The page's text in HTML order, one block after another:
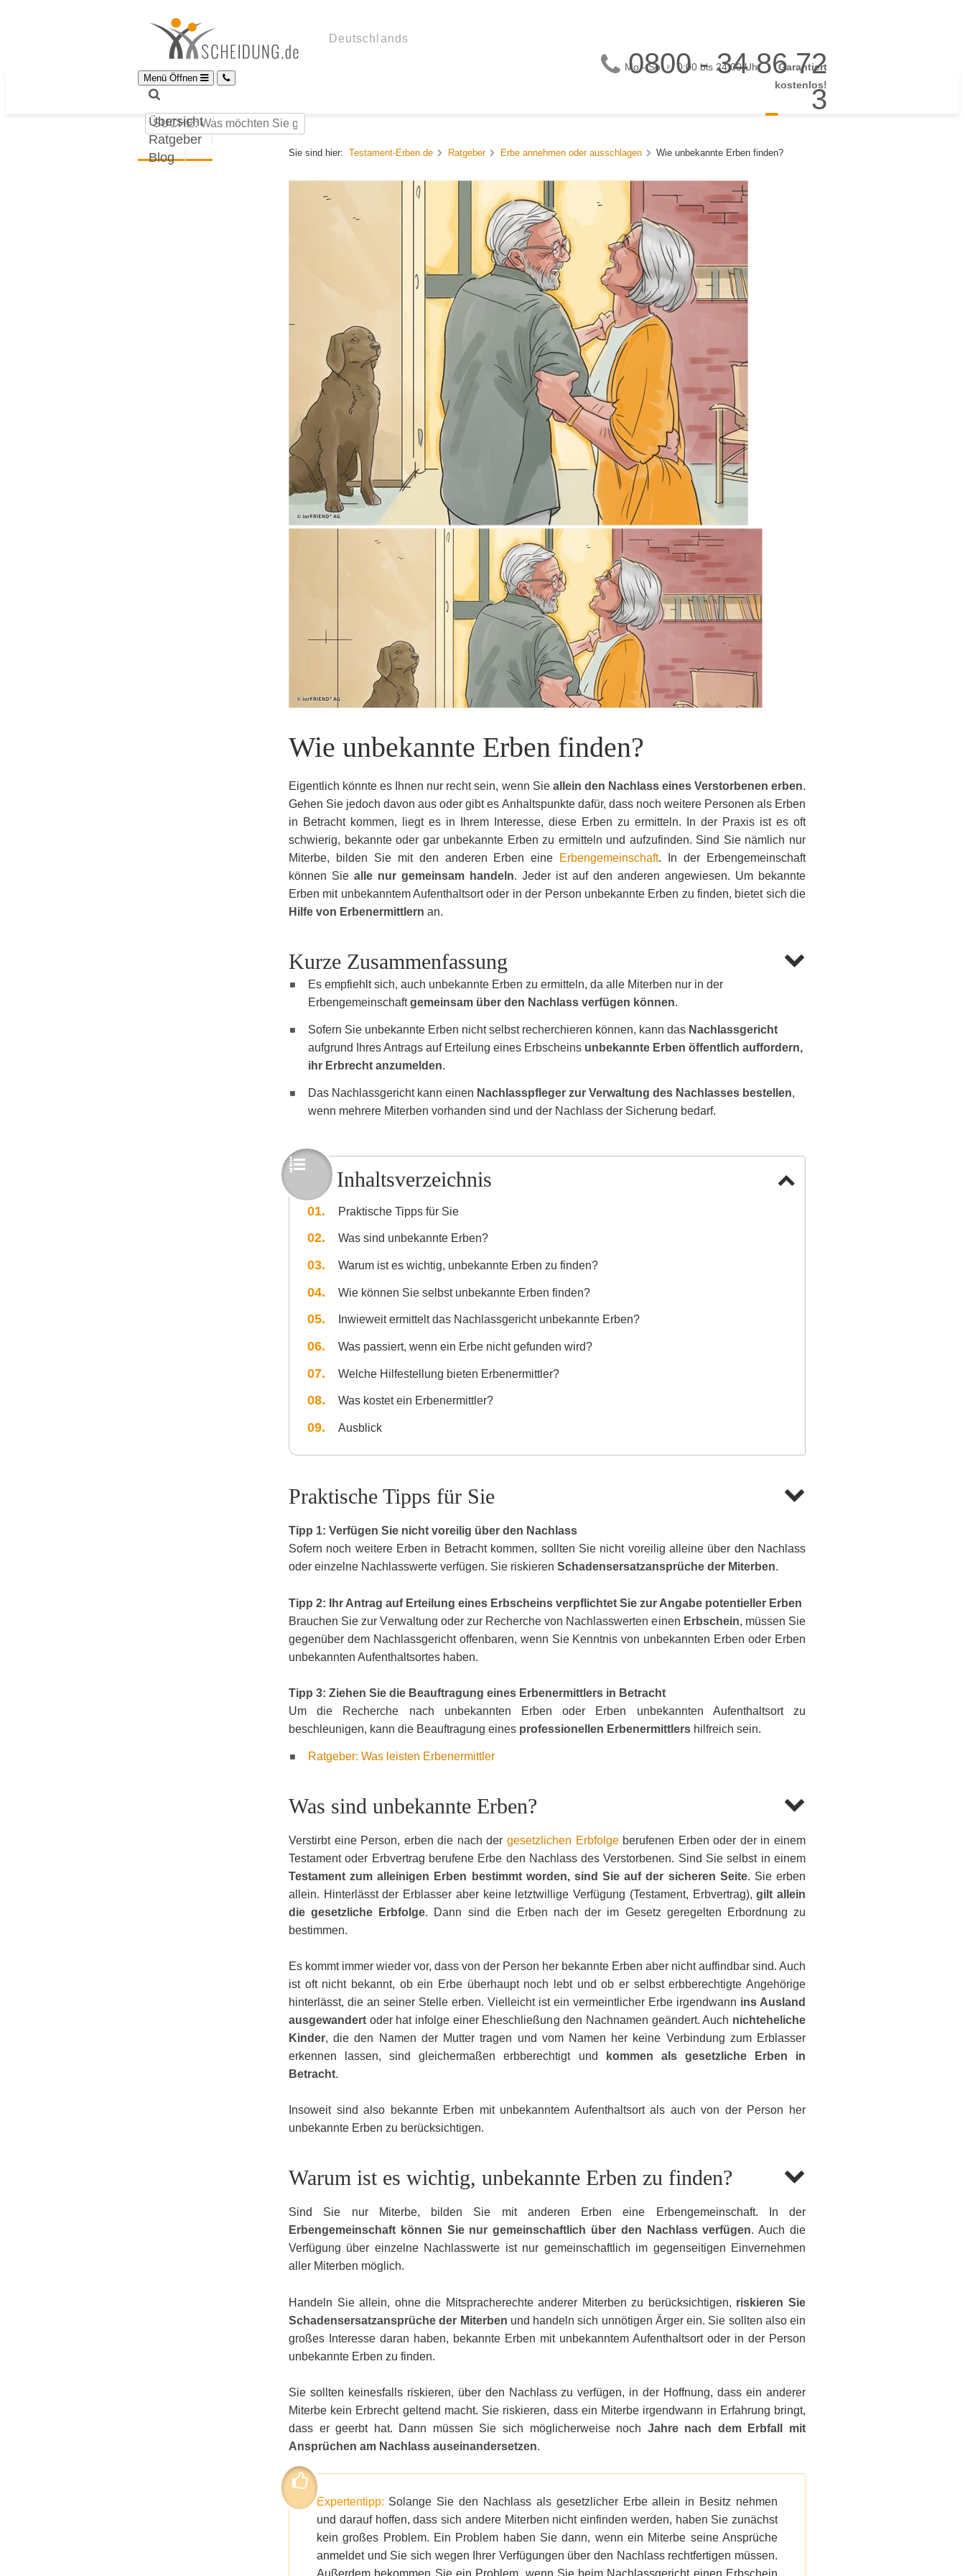
0800 - 34 86 72
3
Mo - So 0:00 bis 24:00 UhrGarantiert
kostenlos!
Menü Öffnen
Übersicht
Ratgeber
Blog
Sie sind hier: Testament-Erben.de Ratgeber Erbe annehmen oder ausschlagen Wie unbekannte Erben finden?
Wie unbekannte Erben finden?
Eigentlich könnte es Ihnen nur recht sein, wenn Sie allein den Nachlass eines Verstorbenen erben.
Gehen Sie jedoch davon aus oder gibt es Anhaltspunkte dafür, dass noch weitere Personen als Erben
in Betracht kommen, liegt es in Ihrem Interesse, diese Erben zu ermitteln. In der Praxis ist es oft
schwierig, bekannte oder gar unbekannte Erben zu ermitteln und aufzufinden. Sind Sie nämlich nur
Miterbe, bilden Sie mit den anderen Erben eine
Erbengemeinschaft. In der Erbengemeinschaft
können Sie alle nur gemeinsam handeln. Jeder ist auf den anderen angewiesen. Um bekannte
Erben mit unbekanntem Aufenthaltsort oder in der Person unbekannte Erben zu finden, bietet sich die
Hilfe von Erbenermittlern an.
Kurze Zusammenfassung
Es empfiehlt sich, auch unbekannte Erben zu ermitteln, da alle Miterben nur in der
Erbengemeinschaftgemeinsam über den Nachlass verfügen können.
Sofern Sie unbekannte Erben nicht selbst recherchieren können, kann das Nachlassgericht
aufgrund Ihres Antrags auf Erteilung eines Erbscheins unbekannte Erben öffentlich auffordern,
ihr Erbrecht anzumelden.
Das Nachlassgericht kann einen Nachlasspfleger zur Verwaltung des Nachlasses bestellen,
wenn mehrere Miterben vorhanden sind und der Nachlass der Sicherung bedarf.
Inhaltsverzeichnis
Praktische Tipps für Sie
Was sind unbekannte Erben?
Warum ist es wichtig, unbekannte Erben zu finden?
Wie können Sie selbst unbekannte Erben finden?
Inwieweit ermittelt das Nachlassgericht unbekannte Erben?
Was passiert, wenn ein Erbe nicht gefunden wird?
Welche Hilfestellung bieten Erbenermittler?
Was kostet ein Erbenermittler?
Ausblick
Praktische Tipps für Sie
Tipp 1: Verfügen Sie nicht voreilig über den Nachlass
Sofern noch weitere Erben in Betracht kommen, sollten Sie nicht voreilig alleine über den Nachlass
oder einzelne Nachlasswerte verfügen. Sie riskieren Schadensersatzansprüche der Miterben.
Tipp 2: Ihr Antrag auf Erteilung eines Erbscheins verpflichtet Sie zur Angabe potentieller Erben
Brauchen Sie zur Verwaltung oder zur Recherche von Nachlasswerten einen Erbschein, müssen Sie
gegenüber dem Nachlassgericht offenbaren, wenn Sie Kenntnis von unbekannten Erben oder Erben
unbekannten Aufenthaltsortes haben.
Tipp 3: Ziehen Sie die Beauftragung eines Erbenermittlers in Betracht
Um die Recherche nach unbekannten Erben oder Erben unbekannten Aufenthaltsort zu
beschleunigen, kann die Beauftragung eines professionellen Erbenermittlers hilfreich sein.
Ratgeber: Was leisten Erbenermittler
Was sind unbekannte Erben?
Verstirbt eine Person, erben die nach der gesetzlichen Erbfolgeberufenen Erben oder der in einem
Testament oder Erbvertrag berufene Erbe den Nachlass des Verstorbenen. Sind Sie selbst in einem
Testament zum alleinigen Erben bestimmt worden, sind Sie auf der sicheren Seite. Sie erben
allein. Hinterlässt der Erblasser aber keine letztwillige Verfügung (Testament, Erbvertrag),gilt allein
die gesetzliche Erbfolge. Dann sind die Erben nach der im Gesetz geregelten Erbordnung zu
bestimmen.
Es kommt immer wieder vor, dass von der Person her bekannte Erben aber nicht auffindbar sind. Auch
ist oft nicht bekannt, ob ein Erbe überhaupt noch lebt und ob er selbst erbberechtigte Angehörige
hinterlässt, die an seiner Stelle erben. Vielleicht ist ein vermeintlicher Erbe irgendwann ins Ausland
ausgewandert oder hat infolge einer Eheschließung den Nachnamen geändert. Auch nichteheliche
Kinder, die den Namen der Mutter tragen und vom Namen her keine Verbindung zum Erblasser
erkennen lassen, sind gleichermaßen erbberechtigt und
kommen als gesetzliche Erben in
Betracht.
Insoweit sind also bekannte Erben mit unbekanntem Aufenthaltsort als auch von der Person her
unbekannte Erben zu berücksichtigen.
Warum ist es wichtig, unbekannte Erben zu finden?
Sind Sie nur Miterbe, bilden Sie mit anderen Erben eine Erbengemeinschaft. In der
Erbengemeinschaft können Sie nur gemeinschaftlich über den Nachlass verfügen. Auch die
Verfügung über einzelne Nachlasswerte ist nur gemeinschaftlich im gegenseitigen Einvernehmen
aller Miterben möglich.
Handeln Sie allein, ohne die Mitspracherechte anderer Miterben zu berücksichtigen, riskieren Sie
Schadensersatzansprüche der Miterben und handeln sich unnötigen Ärger ein. Sie sollten also ein
großes Interesse daran haben, bekannte Erben mit unbekanntem Aufenthaltsort oder in der Person
unbekannte Erben zu finden.
Sie sollten keinesfalls riskieren, über den Nachlass zu verfügen, in der Hoffnung, dass ein anderer
Miterbe kein Erbrecht geltend macht. Sie riskieren, dass ein Miterbe irgendwann in Erfahrung bringt,
dass er geerbt hat. Dann müssen Sie sich möglicherweise noch Jahre nach dem Erbfall mit
Ansprüchen am Nachlass auseinandersetzen.
Expertentipp: Solange Sie den Nachlass als gesetzlicher Erbe allein in Besitz nehmen
und darauf hoffen, dass sich andere Miterben nicht einfinden werden, haben Sie zunächst
kein großes Problem. Ein Problem haben Sie dann, wenn ein Miterbe seine Ansprüche
anmeldet und Sie sich wegen Ihrer Verfügungen über den Nachlass rechtfertigen müssen.
Außerdem bekommen Sie ein Problem, wenn Sie beim Nachlassgericht einen Erbschein